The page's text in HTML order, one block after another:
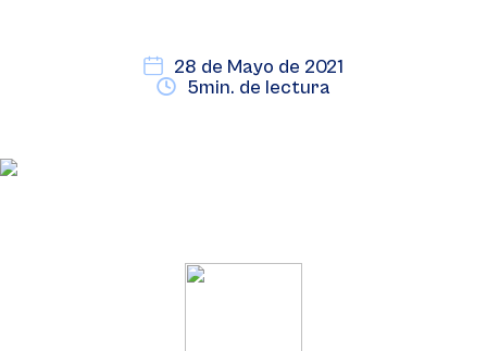
28 de Mayo de 2021
5min. de lectura